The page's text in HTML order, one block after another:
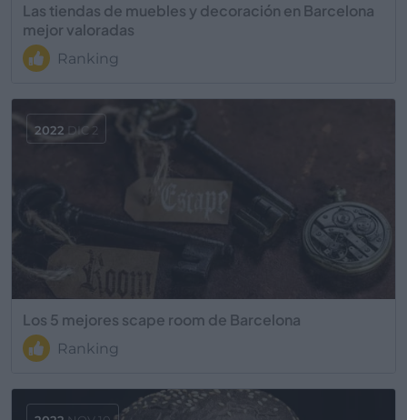
Las tiendas de muebles y decoración en Barcelona
mejor valoradas
Ranking
Los 5 mejores scape room de Barcelona
Ranking
2022 DIC 2